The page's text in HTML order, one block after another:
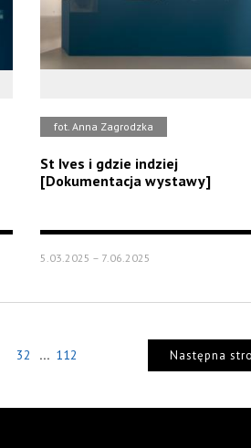
fot. Anna Zagrodzka
St Ives i gdzie indziej
[Dokumentacja wystawy]
5.03.2025 – 7.06.2025
32 ... 112 Następna